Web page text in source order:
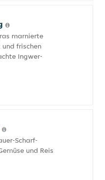
marnierte
frischen
Ingwer-
Scharf-
und Reis